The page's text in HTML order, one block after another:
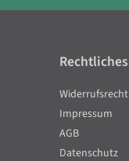
Rechtliches
Widerrufsrecht
Impressum
AGB
Datenschutz